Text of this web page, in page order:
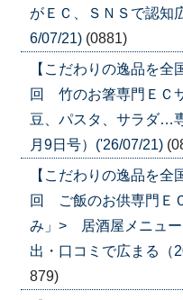
がＥＣ、ＳＮＳで認知
6/07/21) (0881)
【こだわりの逸品を全
回 竹のお箸専門Ｅ
豆、パスタ、サラダ…
月9日号）('26/07/21)
【こだわりの逸品を全
回 ご飯のお供専門Ｅ
み」> 居酒屋メニュー
出・口コミで広まる（
879)